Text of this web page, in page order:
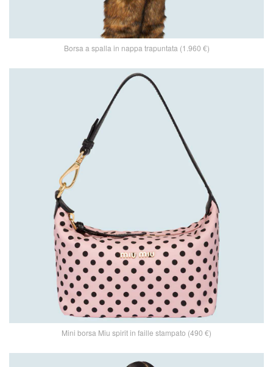
Borsa a spalla in nappa trapuntata (1.960 €)
Mini borsa Miu spirit in faille stampato (490 €)